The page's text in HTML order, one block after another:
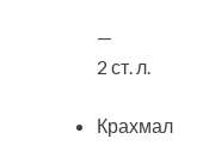
—
2 ст. л.
Крахмал